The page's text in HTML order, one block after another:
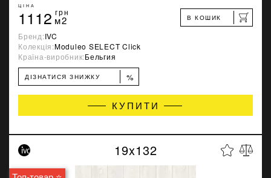
ЦІНА
1112 грн
м2 В КОШИК
Бренд:IVC
Колекція:Moduleo SELECT Click
Країна-виробник:Бельгия
ДІЗНАТИСЯ ЗНИЖКУ %
КУПИТИ
19x132